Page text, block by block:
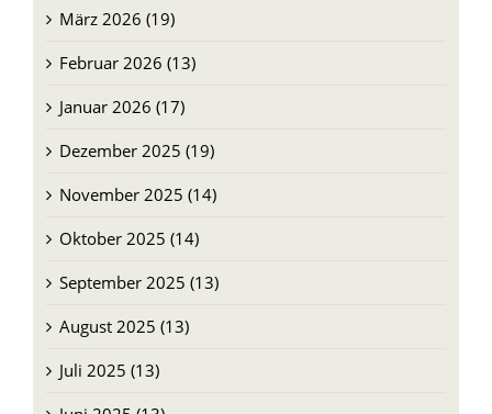
März 2026 (19)
Februar 2026 (13)
Januar 2026 (17)
Dezember 2025 (19)
November 2025 (14)
Oktober 2025 (14)
September 2025 (13)
August 2025 (13)
Juli 2025 (13)